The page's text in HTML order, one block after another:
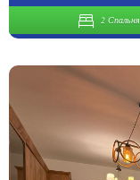
2 Спальня